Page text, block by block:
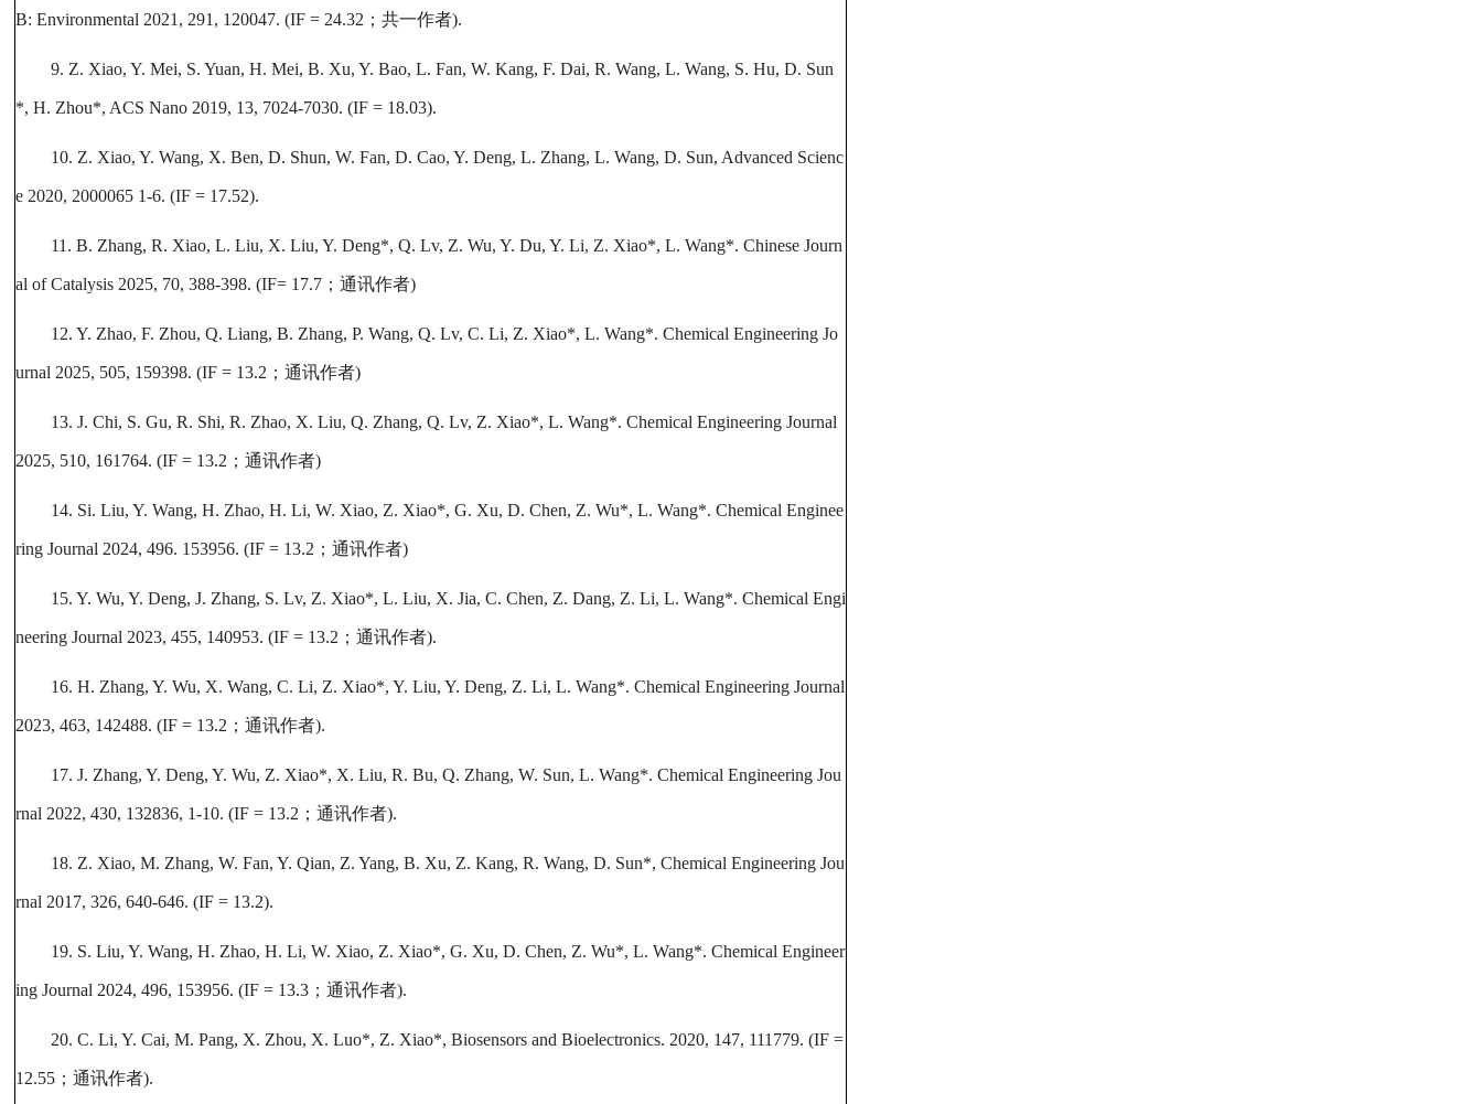
B: Environmental 2021, 291, 120047. (IF = 24.32 ；共一作者).
9. Z. Xiao, Y. Mei, S. Yuan, H. Mei, B. Xu, Y. Bao, L. Fan, W. Kang, F. Dai, R. Wang, L. Wang, S. Hu, D. Sun
*, H. Zhou*, ACS Nano 2019, 13, 7024-7030. (IF = 18.03).
10. Z. Xiao, Y. Wang, X. Ben, D. Shun, W. Fan, D. Cao, Y. Deng, L. Zhang, L. Wang, D. Sun, Advanced Scienc
e 2020, 2000065 1-6. (IF = 17.52).
11. B. Zhang, R. Xiao, L. Liu, X. Liu, Y. Deng*, Q. Lv, Z. Wu, Y. Du, Y. Li, Z. Xiao*, L. Wang*. Chinese Journ
al of Catalysis 2025, 70, 388-398. (IF= 17.7；通讯作者)
12. Y. Zhao, F. Zhou, Q. Liang, B. Zhang, P. Wang, Q. Lv, C. Li, Z. Xiao*, L. Wang*. Chemical Engineering Jo
urnal 2025, 505, 159398. (IF = 13.2 ；通讯作者)
13. J. Chi, S. Gu, R. Shi, R. Zhao, X. Liu, Q. Zhang, Q. Lv, Z. Xiao*, L. Wang*. Chemical Engineering Journal
2025, 510, 161764. (IF = 13.2 ；通讯作者)
14. Si. Liu, Y. Wang, H. Zhao, H. Li, W. Xiao, Z. Xiao*, G. Xu, D. Chen, Z. Wu*, L. Wang*. Chemical Enginee
ring Journal 2024, 496. 153956. (IF = 13.2 ；通讯作者)
15. Y. Wu, Y. Deng, J. Zhang, S. Lv, Z. Xiao*, L. Liu, X. Jia, C. Chen, Z. Dang, Z. Li, L. Wang*. Chemical Engi
neering Journal 2023, 455, 140953. (IF = 13.2 ；通讯作者).
16. H. Zhang, Y. Wu, X. Wang, C. Li, Z. Xiao*, Y. Liu, Y. Deng, Z. Li, L. Wang*. Chemical Engineering Journal
2023, 463, 142488. (IF = 13.2 ；通讯作者).
17. J. Zhang, Y. Deng, Y. Wu, Z. Xiao*, X. Liu, R. Bu, Q. Zhang, W. Sun, L. Wang*. Chemical Engineering Jou
rnal 2022, 430, 132836, 1-10. (IF = 13.2 ；通讯作者).
18. Z. Xiao, M. Zhang, W. Fan, Y. Qian, Z. Yang, B. Xu, Z. Kang, R. Wang, D. Sun*, Chemical Engineering Jou
rnal 2017, 326, 640-646. (IF = 13.2).
19. S. Liu, Y. Wang, H. Zhao, H. Li, W. Xiao, Z. Xiao*, G. Xu, D. Chen, Z. Wu*, L. Wang*. Chemical Engineer
ing Journal 2024, 496, 153956. (IF = 13.3；通讯作者).
20. C. Li, Y. Cai, M. Pang, X. Zhou, X. Luo*, Z. Xiao*, Biosensors and Bioelectronics. 2020, 147, 111779. (IF =
12.55；通讯作者).